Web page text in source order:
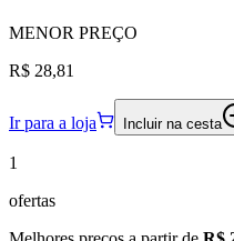
MENOR PREÇO
R$ 28,81
Ir para a loja Incluir na cesta
1
ofertas